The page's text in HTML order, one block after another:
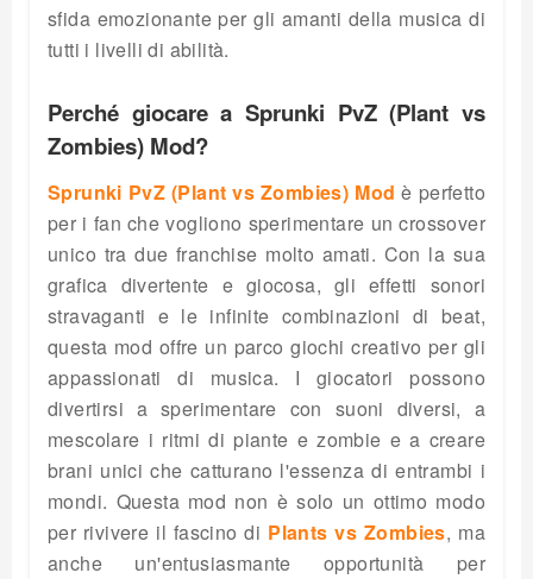
sfida emozionante per gli amanti della musica di
tutti i livelli di abilità.
Perché giocare a Sprunki PvZ (Plant vs
Zombies) Mod?
Sprunki PvZ (Plant vs Zombies) Mod è perfetto
per i fan che vogliono sperimentare un crossover
unico tra due franchise molto amati. Con la sua
grafica divertente e giocosa, gli effetti sonori
stravaganti e le infinite combinazioni di beat,
questa mod offre un parco giochi creativo per gli
appassionati di musica. I giocatori possono
divertirsi a sperimentare con suoni diversi, a
mescolare i ritmi di piante e zombie e a creare
brani unici che catturano l'essenza di entrambi i
mondi. Questa mod non è solo un ottimo modo
per rivivere il fascino di Plants vs Zombies, ma
anche un'entusiasmante opportunità per